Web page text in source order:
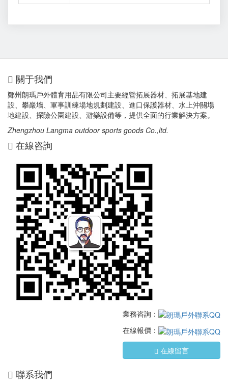
關于我們
鄭州朗瑪戶外體育用品有限公司主要經營拓展器材、拓展基地建
設、攀巖墻、軍事訓練場地規劃建設、進口保護器材、水上沖關場
地建設、探險公園建設、游樂設備等，提供全面的行業解決方案。
Zhengzhou Langma outdoor sports goods Co.,ltd.
在線咨詢
業務咨詢：
在線報價：
在線留言
聯系我們